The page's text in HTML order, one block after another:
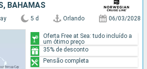
BAHAMAS
5 d Orlando 06/03/2028
Oferta Free at Sea: tudo incluído a
um ótimo preço
35% de desconto
Pensão completa